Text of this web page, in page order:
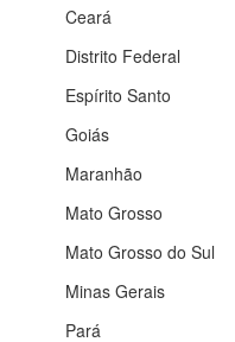
Ceará
Distrito Federal
Espírito Santo
Goiás
Maranhão
Mato Grosso
Mato Grosso do Sul
Minas Gerais
Pará